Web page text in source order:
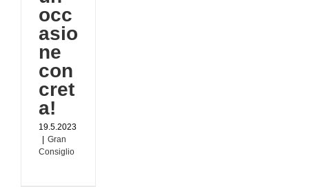
occ
asio
ne
con
cret
a!
19.5.2023
Gran
Consiglio